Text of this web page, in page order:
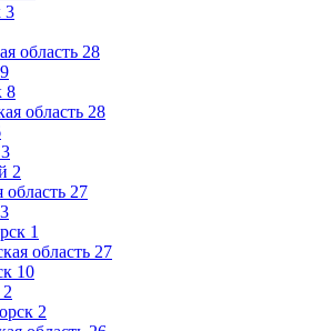
3
область 28
8
область 28
3
2
область 27
1
область 27
10
2
2